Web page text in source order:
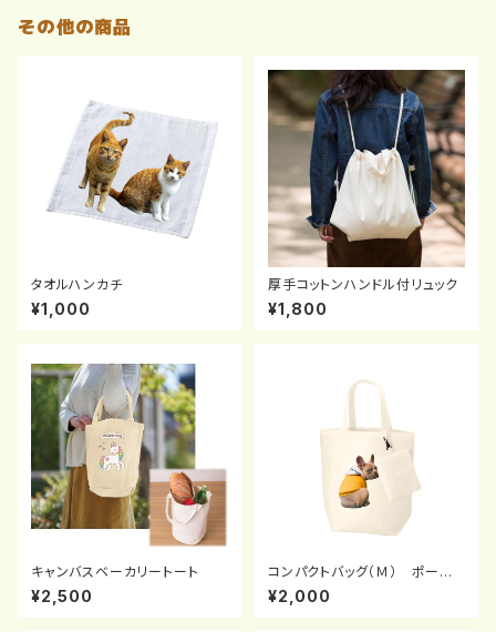
その他の商品
タオルハンカチ
¥1,000
厚手コットンハンドル付リュック
¥1,800
キャンバスベーカリートート
¥2,500
コンパクトバッグ（Ｍ） ポーチ
付
¥2,000